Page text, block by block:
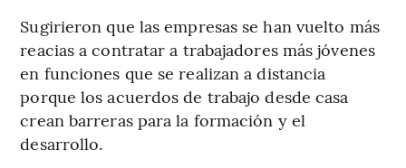
Sugirieron que las empresas se han vuelto más
reacias a contratar a trabajadores más jóvenes
en funciones que se realizan a distancia
porque los acuerdos de trabajo desde casa
crean barreras para la formación y el
desarrollo.